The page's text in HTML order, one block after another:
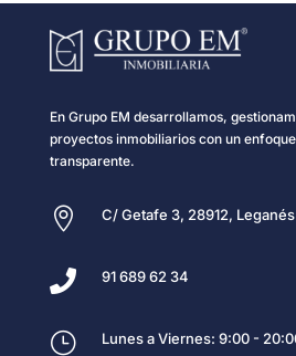
En Grupo EM desarrollamos,
proyectos inmobiliarios con un
transparente.
 C/ Getafe 3, 28912,
 91 689 62 34
} Lunes a Viernes: 9:00 -